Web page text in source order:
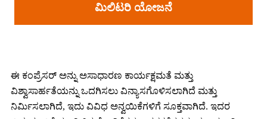
ಮಿಲಿಟರಿ ಯೋಜನೆ
ಈ ಕಂಪ್ರೆಸರ್ ಅನ್ನು ಅಸಾಧಾರಣ ಕಾರ್ಯಕ್ಷಮತೆ ಮತ್ತು
ವಿಶ್ವಾಸಾರ್ಹತೆಯನ್ನು ಒದಗಿಸಲು ವಿನ್ಯಾಸಗೊಳಿಸಲಾಗಿದೆ ಮತ್ತು
ನಿರ್ಮಿಸಲಾಗಿದೆ, ಇದು ವಿವಿಧ ಅನ್ವಯಿಕೆಗಳಿಗೆ ಸೂಕ್ತವಾಗಿದೆ. ಇದರ